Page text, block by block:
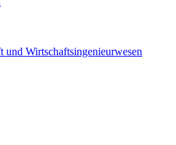
und Wirtschaftsingenieurwesen